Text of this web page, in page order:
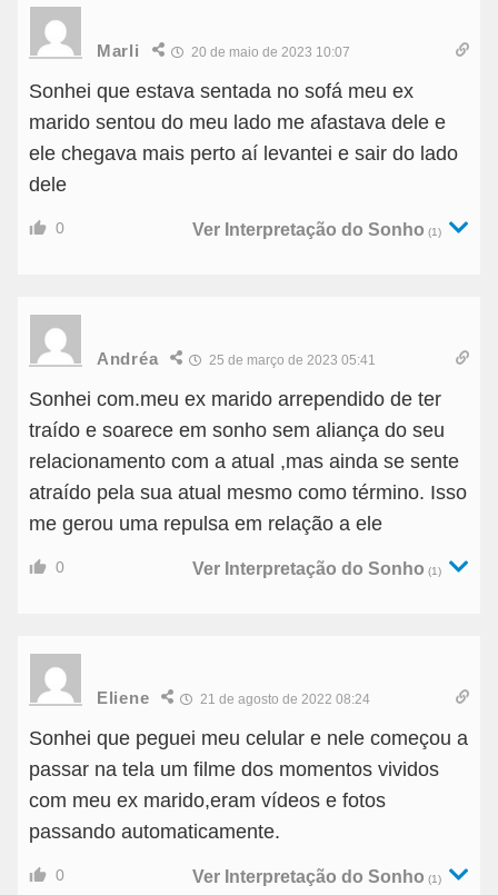
Marli 20 de maio de 2023 10:07
Sonhei que estava sentada no sofá meu ex
marido sentou do meu lado me afastava dele e
ele chegava mais perto aí levantei e sair do lado
dele
0 Ver Interpretação do Sonho (1)
Andréa 25 de março de 2023 05:41
Sonhei com.meu ex marido arrependido de ter
traído e soarece em sonho sem aliança do seu
relacionamento com a atual ,mas ainda se sente
atraído pela sua atual mesmo como término. Isso
me gerou uma repulsa em relação a ele
0 Ver Interpretação do Sonho (1)
Eliene 21 de agosto de 2022 08:24
Sonhei que peguei meu celular e nele começou a
passar na tela um filme dos momentos vividos
com meu ex marido,eram vídeos e fotos
passando automaticamente.
0 Ver Interpretação do Sonho (1)